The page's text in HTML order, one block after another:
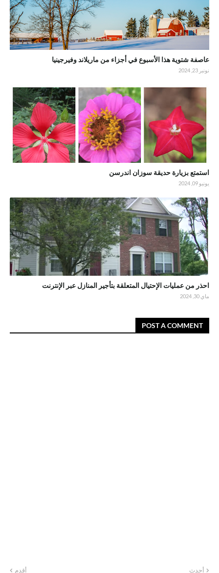
عاصفة شتوية هذا الأسبوع في أجزاء من ماريلاند وفيرجينيا
نونبر 23, 2024
استمتع بزيارة حديقة سوزان اندرسن
يونيو 09, 2024
احذر من عمليات الإحتيال المتعلقة بتأجير المنازل عبر الإنترنت
ماي 30, 2024
POST A COMMENT
أحدث أقدم